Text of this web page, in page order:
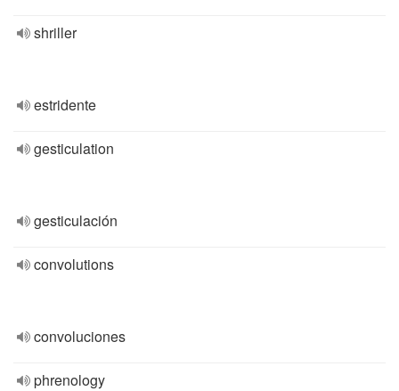
shriller
estridente
gesticulation
gesticulación
convolutions
convoluciones
phrenology